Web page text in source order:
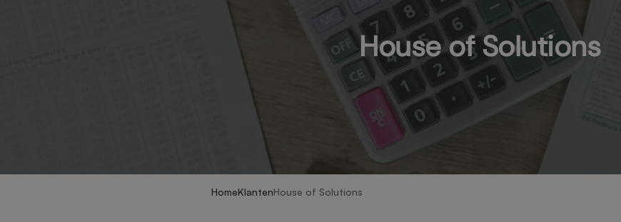
House of Solutions
HomeKlantenHouse of Solutions